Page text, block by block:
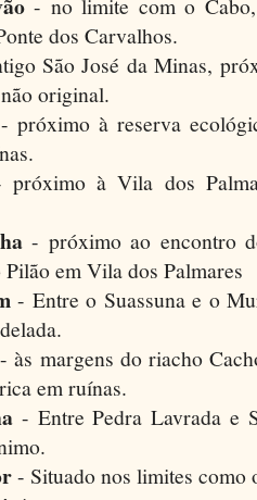
- no limite com o
dos Carvalhos.
São José da Minas,
original.
- próximo à reserva
próximo à Vila dos
- próximo ao encontro
em Vila dos Palmares
- Entre o Suassuna e o
- às margens do riacho
em ruínas.
- Entre Pedra Lavrada e
- Situado nos limites como